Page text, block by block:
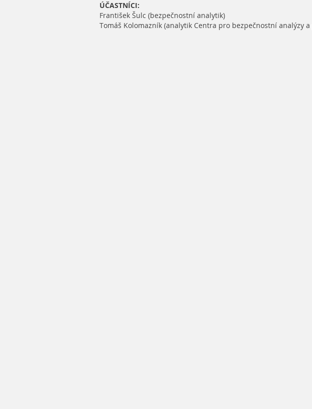
ÚČASTNÍCI:
František Šulc (bezpečnostní analytik)
Tomáš Kolomazník (analytik Centra pro bezpečnostní analýzy